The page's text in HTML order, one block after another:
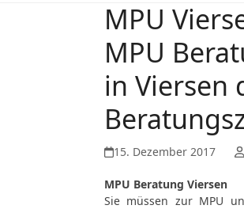
MPU
MPU
in Viersen
15. Dezember 2017
MPU Beratung Viersen
Sie müssen zur MPU